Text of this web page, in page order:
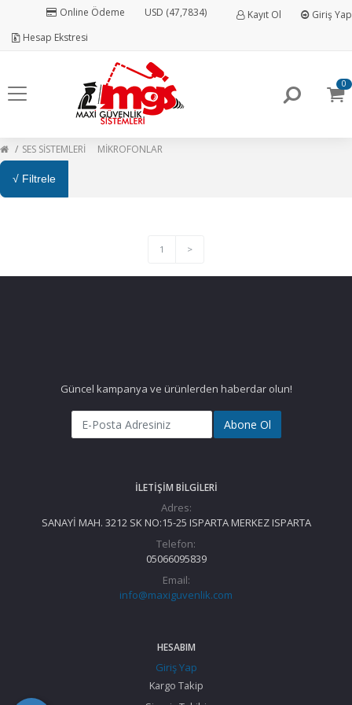
Online Ödeme
USD (47,7834)
Hesap Ekstresi
Kayıt Ol Giriş Yap
0
SES SİSTEMLERİ MİKROFONLAR
√ Filtrele
1 >
Güncel kampanya ve ürünlerden haberdar olun!
Abone Ol
İLETIŞIM BILGILERI
Adres:
SANAYİ MAH. 3212 SK NO:15-25 ISPARTA MERKEZ ISPARTA
Telefon:
05066095839
Email:
info@maxiguvenlik.com
HESABIM
Giriş Yap
Kargo Takip